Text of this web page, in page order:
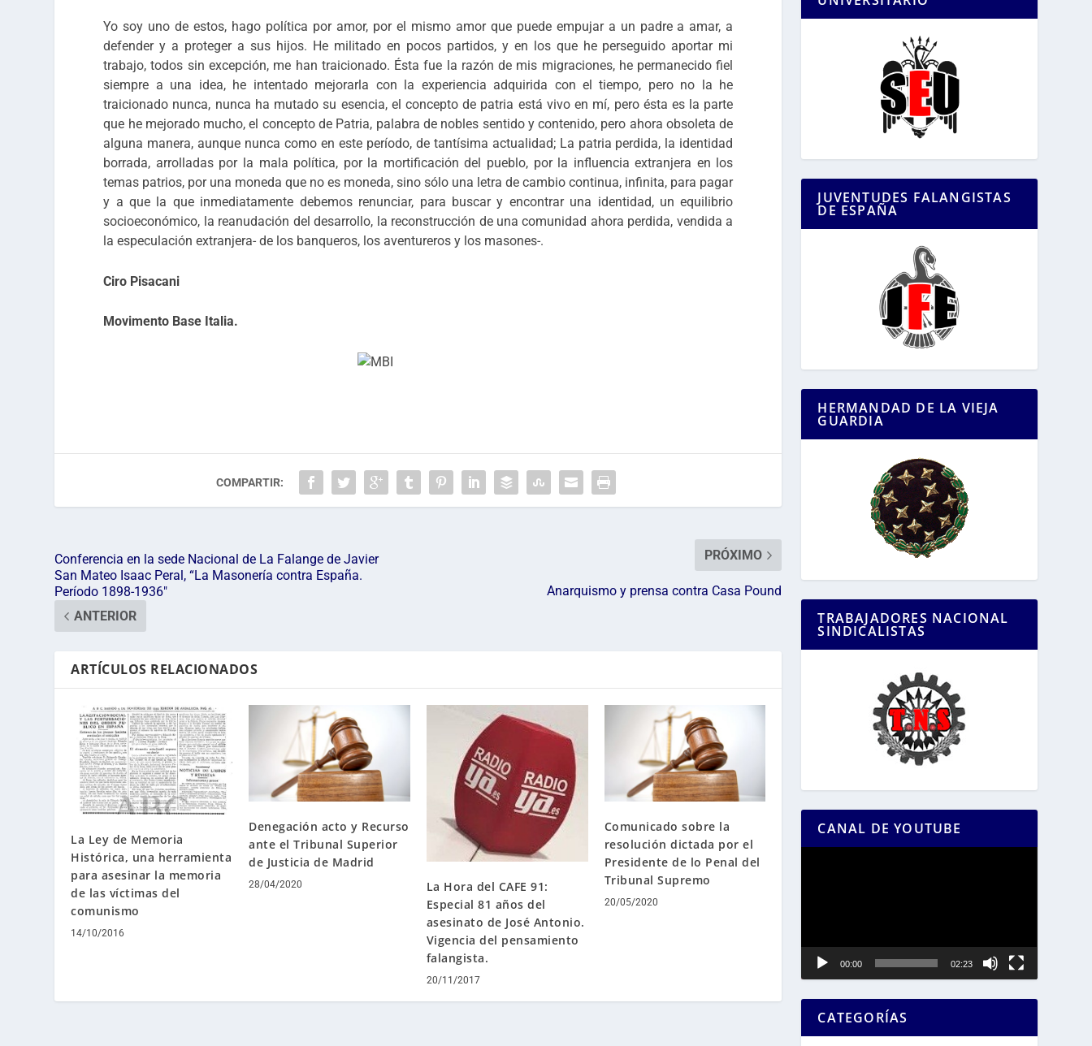
Yo soy uno de estos, hago política por amor, por el mismo amor que puede empujar a un padre a amar, a
defender y a proteger a sus hijos. He militado en pocos partidos, y en los que he perseguido aportar mi
trabajo, todos sin excepción, me han traicionado. Ésta fue la razón de mis migraciones, he permanecido fiel
siempre a una idea, he intentado mejorarla con la experiencia adquirida con el tiempo, pero no la he
traicionado nunca, nunca ha mutado su esencia, el concepto de patria está vivo en mí, pero ésta es la parte
que he mejorado mucho, el concepto de Patria, palabra de nobles sentido y contenido, pero ahora obsoleta de
alguna manera, aunque nunca como en este período, de tantísima actualidad; La patria perdida, la identidad
borrada, arrolladas por la mala política, por la mortificación del pueblo, por la influencia extranjera en los
temas patrios, por una moneda que no es moneda, sino sólo una letra de cambio continua, infinita, para pagar
y a que la que inmediatamente debemos renunciar, para buscar y encontrar una identidad, un equilibrio
socioeconómico, la reanudación del desarrollo, la reconstrucción de una comunidad ahora perdida, vendida a
la especulación extranjera- de los banqueros, los aventureros y los masones-.
Ciro Pisacani
Movimento Base Italia.
COMPARTIR:
Conferencia en la sede Nacional de La Falange de Javier
San Mateo Isaac Peral, “La Masonería contra España.
Período 1898-1936″
ANTERIOR
PRÓXIMO
Anarquismo y prensa contra Casa Pound
ARTÍCULOS RELACIONADOS
La Ley de Memoria
Histórica, una herramienta
para asesinar la memoria
de las víctimas del
comunismo
14/10/2016
Denegación acto y Recurso
ante el Tribunal Superior
de Justicia de Madrid
28/04/2020
La Hora del CAFE 91:
Especial 81 años del
asesinato de José Antonio.
Vigencia del pensamiento
falangista.
20/11/2017
Comunicado sobre la
resolución dictada por el
Presidente de lo Penal del
Tribunal Supremo
20/05/2020
JUVENTUDES FALANGISTAS
DE ESPAÑA
HERMANDAD DE LA VIEJA
GUARDIA
TRABAJADORES NACIONAL
SINDICALISTAS
CANAL DE YOUTUBE
00:00 02:23
CATEGORÍAS